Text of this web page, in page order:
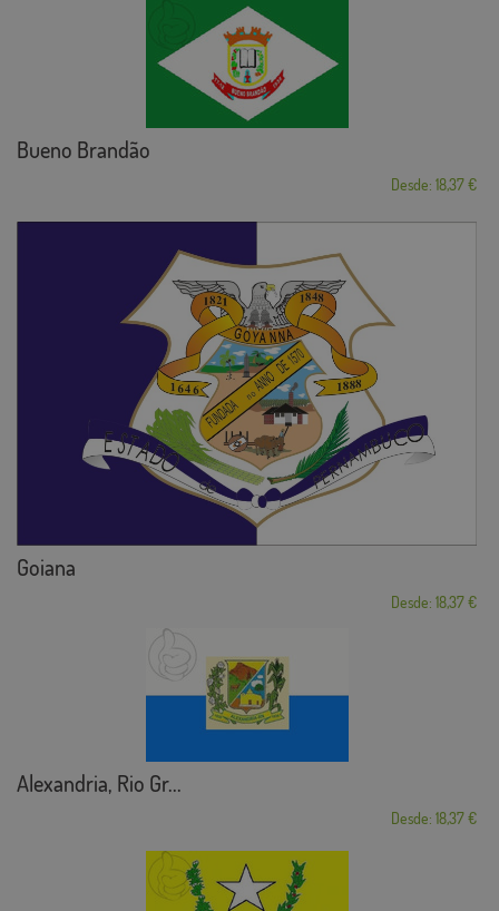
Bueno Brandão
Desde: 18,37 €
Goiana
Desde: 18,37 €
Alexandria, Rio Gr...
Desde: 18,37 €